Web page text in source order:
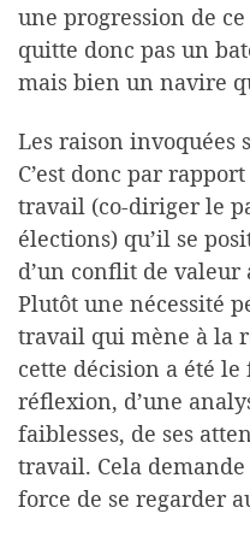
une progression de
quitte donc pas un
mais bien un navire
Les raison invoquées
C’est donc par
travail (co-diriger le
élections) qu’il se
d’un conflit de valeur
Plutôt une nécessité
travail qui mène à la
cette décision a été
réflexion, d’une
faiblesses, de ses
travail. Cela
force de se regarder